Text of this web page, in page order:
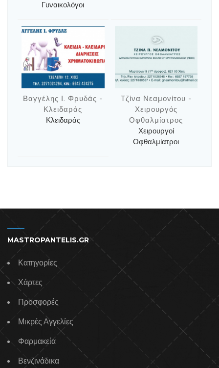
Γυναικολόγοι
Βαγγέλης Ι. Φρυδάς -
Κλειδαράς
Κλειδαράς
Τζίνα Νεαμονίτου -
Χειρουργός
Οφθαλμίατρος
Χειρουργοί
Οφθαλμίατροι
MASTROPANTELIS.GR
Κατηγορίες
Χάρτες
Προσφορές
Μικρές Αγγελίες
Φαρμακεία
Βενζινάδικα